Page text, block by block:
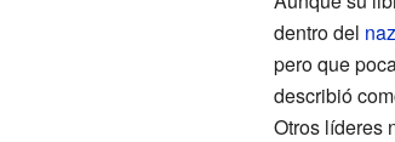
dentro del
pero que
describió
Otros líderes